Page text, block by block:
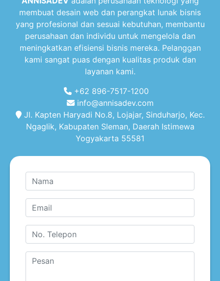
membuat desain web dan perangkat lunak bisnis
yang profesional dan sesuai kebutuhan, membantu
perusahaan dan individu untuk mengelola dan
meningkatkan efisiensi bisnis mereka. Pelanggan
kami sangat puas dengan kualitas produk dan
layanan kami.
+62 896-7517-1200
info@annisadev.com
Jl. Kapten Haryadi No.8, Lojajar, Sinduharjo, Kec.
Ngaglik, Kabupaten Sleman, Daerah Istimewa
Yogyakarta 55581